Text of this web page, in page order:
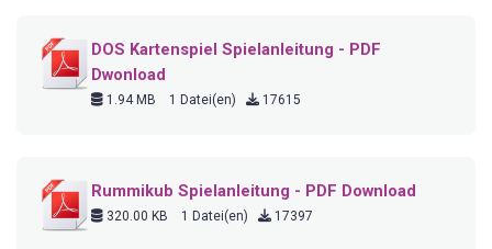
DOS Kartenspiel Spielanleitung - PDF
Dwonload
1.94 MB 1 Datei(en) 17615
Rummikub Spielanleitung - PDF Download
320.00 KB 1 Datei(en) 17397